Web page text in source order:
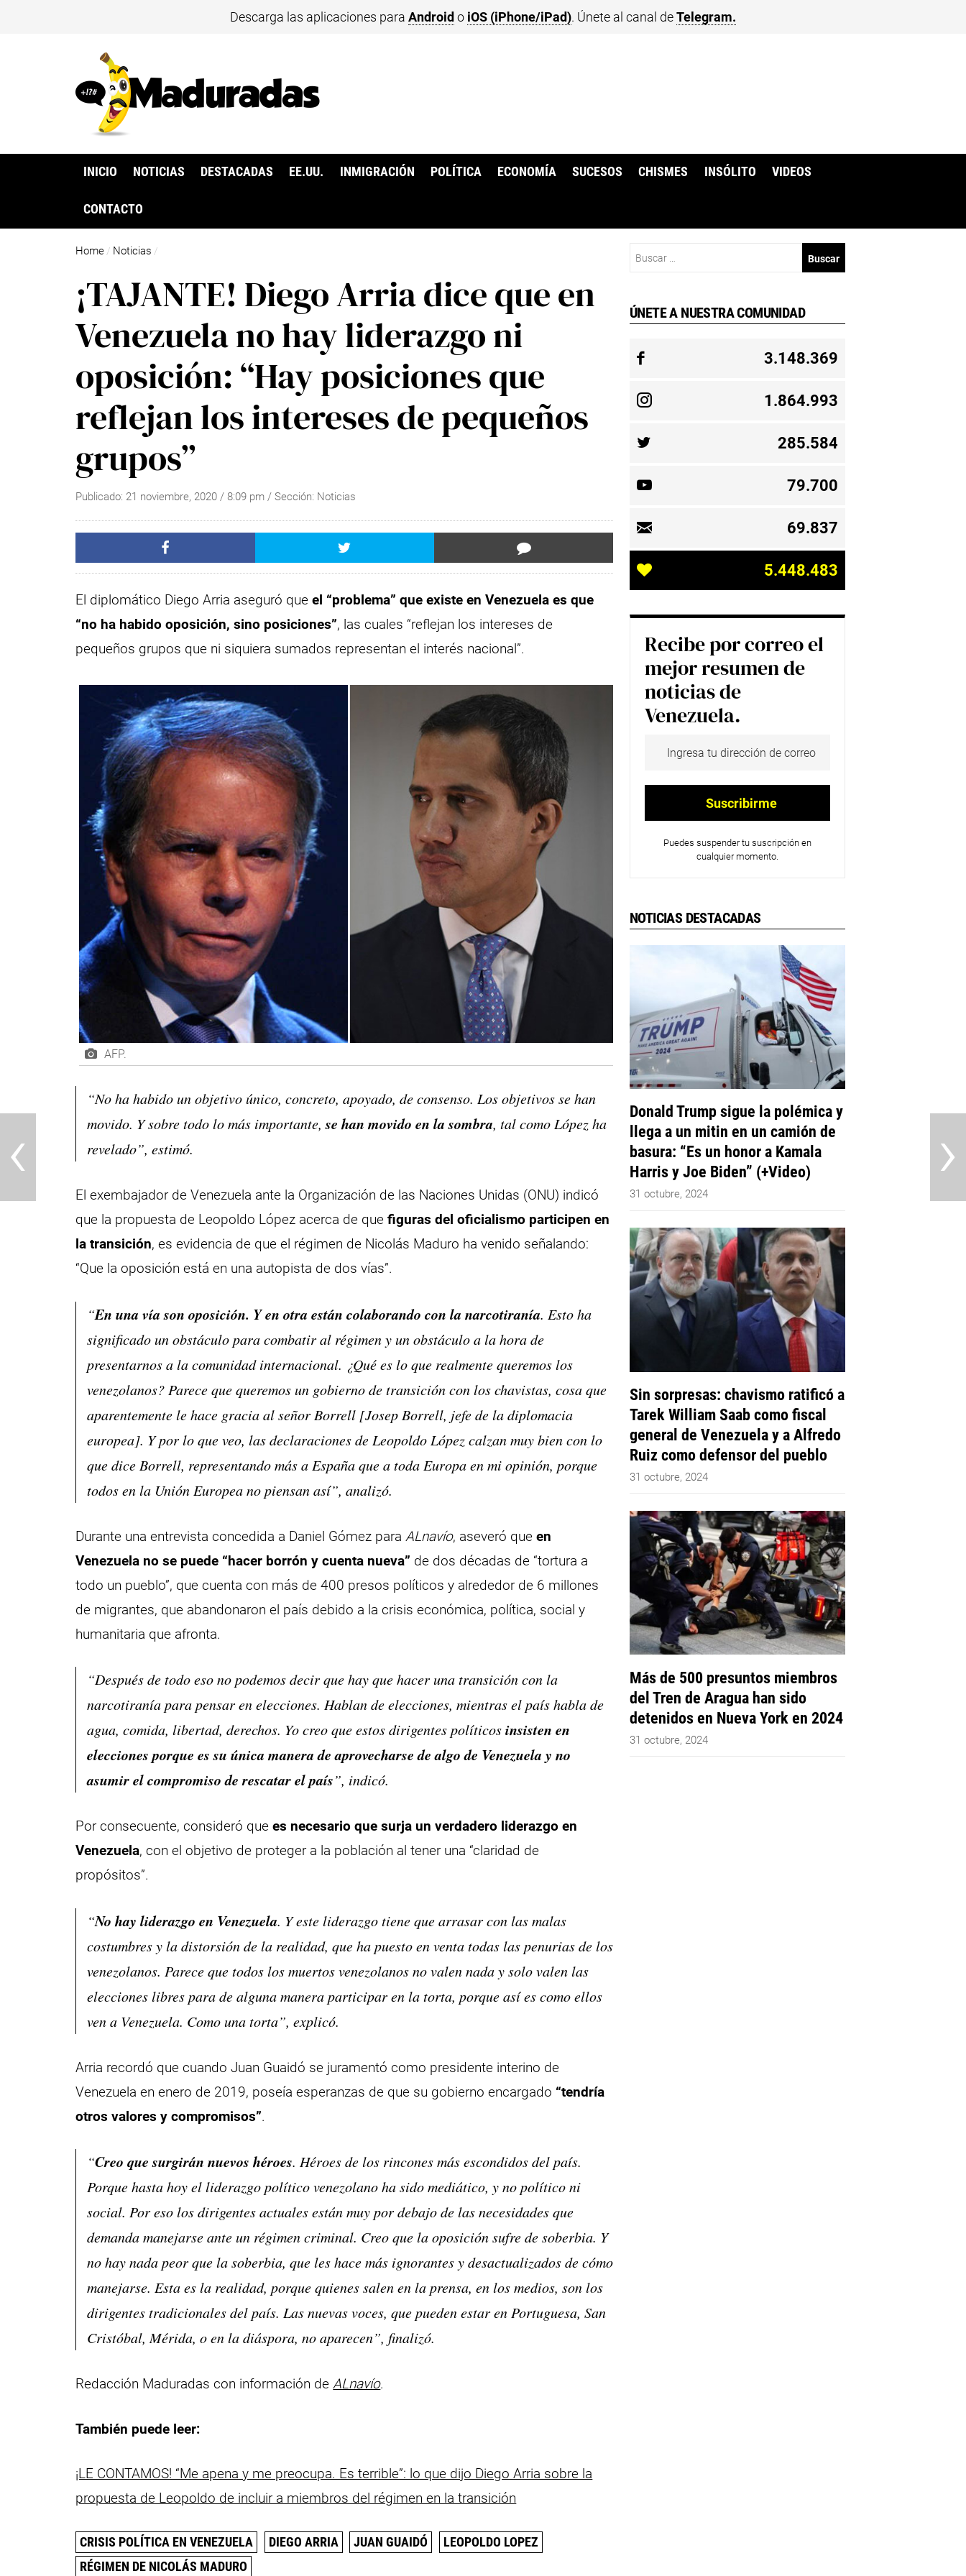
Descarga las aplicaciones para Android o iOS (iPhone/iPad). Únete al canal deTelegram.
INICIO NOTICIAS DESTACADAS EE.UU. INMIGRACIÓN POLÍTICA ECONOMÍA SUCESOS CHISMES INSÓLITO VIDEOS
CONTACTO
Home / Noticias /
¡TAJANTE! Diego Arria dice que en
Venezuela no hay liderazgo ni
oposición: “Hay posiciones que
reflejan los intereses de pequeños
grupos”
Publicado: 21 noviembre, 2020 / 8:09 pm/ Sección: Noticias
El diplomático Diego Arria aseguró queel “problema” que existe en Venezuela es que
“no ha habido oposición, sino posiciones”, las cuales “reflejan los intereses de
pequeños grupos que ni siquiera sumados representan el interés nacional”.
AFP.
“No ha habido un objetivo único, concreto, apoyado, de consenso. Los objetivos se han
movido. Y sobre todo lo más importante,se han movido en la sombra, tal como López ha
revelado”, estimó.
El exembajador de Venezuela ante la Organización de las Naciones Unidas (ONU) indicó
que la propuesta de Leopoldo López acerca de quefiguras del oficialismo participen en
la transición, es evidencia de que el régimen de Nicolás Maduro ha venido señalando:
“Que la oposición está en una autopista de dos vías”.
“En una vía son oposición. Y en otra están colaborando con la narcotiranía. Esto ha
significado un obstáculo para combatir al régimen y un obstáculo a la hora de
presentarnos a la comunidad internacional. ¿Qué es lo que realmente queremos los
venezolanos? Parece que queremos un gobierno de transición con los chavistas, cosa que
aparentemente le hace gracia al señor Borrell [Josep Borrell, jefe de la diplomacia
europea]. Y por lo que veo, las declaraciones de Leopoldo López calzan muy bien con lo
que dice Borrell, representando más a España que a toda Europa en mi opinión, porque
todos en la Unión Europea no piensan así”, analizó.
Durante una entrevista concedida a Daniel Gómez para ALnavío, aseveró queen
Venezuela no se puede “hacer borrón y cuenta nueva” de dos décadas de “tortura a
todo un pueblo”, que cuenta con más de 400 presos políticos y alrededor de 6 millones
de migrantes, que abandonaron el país debido a la crisis económica, política, social y
humanitaria que afronta.
“Después de todo eso no podemos decir que hay que hacer una transición con la
narcotiranía para pensar en elecciones. Hablan de elecciones, mientras el país habla de
agua, comida, libertad, derechos. Yo creo que estos dirigentes políticosinsisten en
elecciones porque es su única manera de aprovecharse de algo de Venezuela y no
asumir el compromiso de rescatar el país”, indicó.
Por consecuente, consideró quees necesario que surja un verdadero liderazgo en
Venezuela, con el objetivo de proteger a la población al tener una “claridad de
propósitos”.
“No hay liderazgo en Venezuela. Y este liderazgo tiene que arrasar con las malas
costumbres y la distorsión de la realidad, que ha puesto en venta todas las penurias de los
venezolanos. Parece que todos los muertos venezolanos no valen nada y solo valen las
elecciones libres para de alguna manera participar en la torta, porque así es como ellos
ven a Venezuela. Como una torta”, explicó.
Arria recordó que cuando Juan Guaidó se juramentó como presidente interino de
Venezuela en enero de 2019, poseía esperanzas de que su gobierno encargado “tendría
otros valores y compromisos”.
“Creo que surgirán nuevos héroes. Héroes de los rincones más escondidos del país.
Porque hasta hoy el liderazgo político venezolano ha sido mediático, y no político ni
social. Por eso los dirigentes actuales están muy por debajo de las necesidades que
demanda manejarse ante un régimen criminal. Creo que la oposición sufre de soberbia. Y
no hay nada peor que la soberbia, que les hace más ignorantes y desactualizados de cómo
manejarse. Esta es la realidad, porque quienes salen en la prensa, en los medios, son los
dirigentes tradicionales del país. Las nuevas voces, que pueden estar en Portuguesa, San
Cristóbal, Mérida, o en la diáspora, no aparecen”, finalizó.
Redacción Maduradas con información deALnavío.
También puede leer:
¡LE CONTAMOS! “Me apena y me preocupa. Es terrible”: lo que dijo Diego Arria sobre la
propuesta de Leopoldo de incluir a miembros del régimen en la transición
CRISIS POLÍTICA EN VENEZUELA DIEGO ARRIA JUAN GUAIDÓ
LEOPOLDO LOPEZ
RÉGIMEN DE NICOLÁS MADURO
ÚNETE A NUESTRA COMUNIDAD
3.148.369
1.864.993
285.584
79.700
69.837
5.448.483
Recibe por correo el
mejor resumen de
noticias de
Venezuela.
Puedes suspender tu suscripción en
cualquier momento.
NOTICIAS DESTACADAS
Donald Trump sigue la polémica y
llega a un mitin en un camión de
basura: “Es un honor a Kamala
Harris y Joe Biden” (+Video)
31 octubre, 2024
Sin sorpresas: chavismo ratificó a
Tarek William Saab como fiscal
general de Venezuela y a Alfredo
Ruiz como defensor del pueblo
31 octubre, 2024
Más de 500 presuntos miembros
del Tren de Aragua han sido
detenidos en Nueva York en 2024
31 octubre, 2024
›
‹